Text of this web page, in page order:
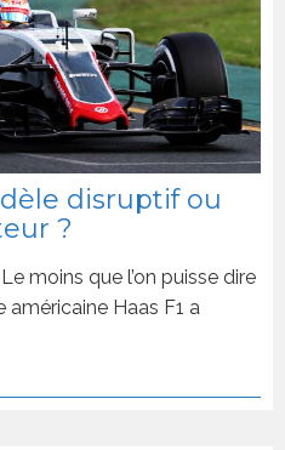
disruptif ou
?
moins que l’on puisse dire
américaine Haas F1 a